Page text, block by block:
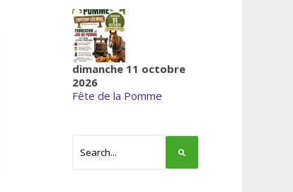
dimanche 11 octobre
2026
Fête de la Pomme